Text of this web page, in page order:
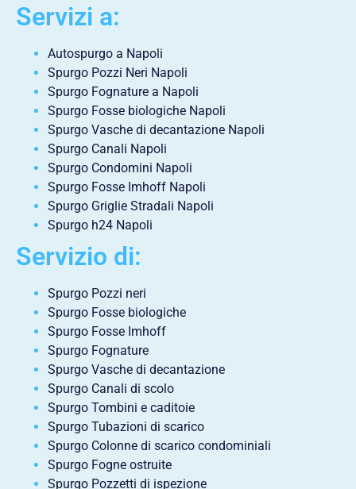
Servizi a:
Autospurgo a Napoli
Spurgo Pozzi Neri Napoli
Spurgo Fognature a Napoli
Spurgo Fosse biologiche Napoli
Spurgo Vasche di decantazione Napoli
Spurgo Canali Napoli
Spurgo Condomini Napoli
Spurgo Fosse Imhoff Napoli
Spurgo Griglie Stradali Napoli
Spurgo h24 Napoli
Servizio di:
Spurgo Pozzi neri
Spurgo Fosse biologiche
Spurgo Fosse Imhoff
Spurgo Fognature
Spurgo Vasche di decantazione
Spurgo Canali di scolo
Spurgo Tombini e caditoie
Spurgo Tubazioni di scarico
Spurgo Colonne di scarico condominiali
Spurgo Fogne ostruite
Spurgo Pozzetti di ispezione